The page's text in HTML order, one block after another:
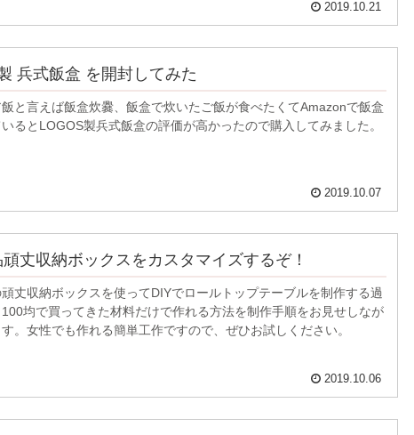
2019.10.21
兵式飯盒 を開封してみた
と言えば飯盒炊爨、飯盒で炊いたご飯が食べたくてAmazonで飯盒
るとLOGOS製兵式飯盒の評価が高かったので購入してみました。
2019.10.07
丈収納ボックスをカスタマイズするぞ！
丈収納ボックスを使ってDIYでロールトップテーブルを制作する過
均で買ってきた材料だけで作れる方法を制作手順をお見せしなが
。女性でも作れる簡単工作ですので、ぜひお試しください。
2019.10.06